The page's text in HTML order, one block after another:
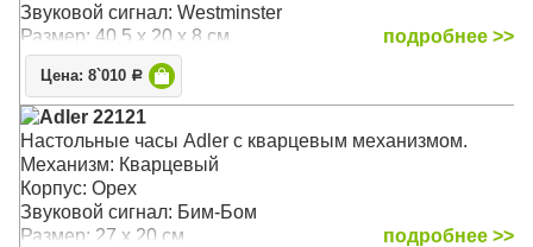
Звуковой сигнал: Westminster
Размер: 40,5 х 20 x 8 см
подробнее >>
Цена: 8`010 Р
Adler 22121
Настольные часы Adler c кварцевым механизмом.
Механизм: Кварцевый
Корпус: Орех
Звуковой сигнал: Бим-Бом
Размер: 27 х 20 см
подробнее >>